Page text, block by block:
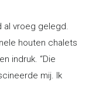
al vroeg gelegd.
houten chalets
indruk. “Die
mij. Ik